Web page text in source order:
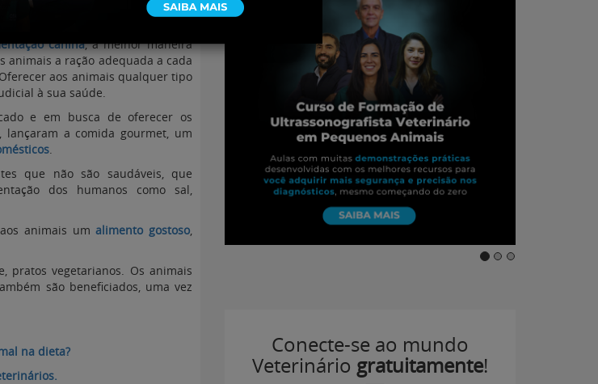
canina, a melhor maneira
animais a ração adequada a cada
aos animais qualquer tipo
à sua saúde.
e em busca de oferecer os
lançaram a comida gourmet, um
.
que não são saudáveis, que
dos humanos como sal,
animais umalimento gostoso,
pratos vegetarianos. Os animais
são beneficiados, uma vez
na dieta?
Conecte-se ao mundo
Veterinário gratuitamente!